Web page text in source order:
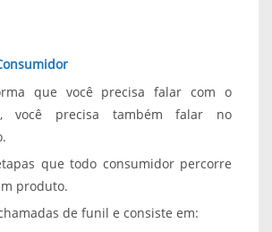
que você precisa falar com o
você precisa também falar no
que todo consumidor percorre
produto.
de funil e consiste em: